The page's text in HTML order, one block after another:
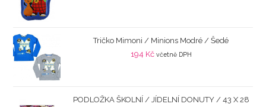
Tričko Mimoni / Minions Modré / Šedé
194 Kč včetně DPH
PODLOŽKA ŠKOLNÍ / JÍDELNÍ DONUTY / 43 X 28